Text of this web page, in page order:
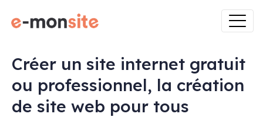
Créer un site internet gratuit
ou professionnel, la création
de site web pour tous